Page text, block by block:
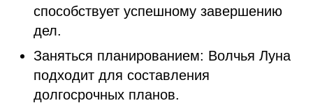
способствует успешному завершению
дел.
Заняться планированием: Волчья Луна
подходит для составления
долгосрочных планов.